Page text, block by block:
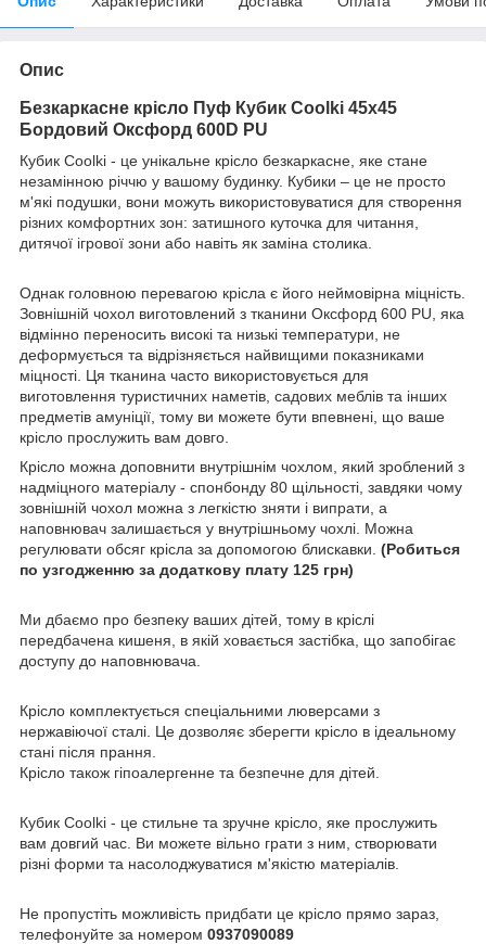
Опис
Безкаркасне крісло Пуф Кубик Coolki 45x45
Бордовий Оксфорд 600D PU
Кубик Coolki - це унікальне крісло безкаркасне, яке стане
незамінною річчю у вашому будинку. Кубики – це не просто
м'які подушки, вони можуть використовуватися для створення
різних комфортних зон: затишного куточка для читання,
дитячої ігрової зони або навіть як заміна столика.
Однак головною перевагою крісла є його неймовірна міцність.
Зовнішній чохол виготовлений з тканини Оксфорд 600 PU, яка
відмінно переносить високі та низькі температури, не
деформується та відрізняється найвищими показниками
міцності. Ця тканина часто використовується для
виготовлення туристичних наметів, садових меблів та інших
предметів амуніції, тому ви можете бути впевнені, що ваше
крісло прослужить вам довго.
Крісло можна доповнити внутрішнім чохлом, який зроблений з
надміцного матеріалу - спонбонду 80 щільності, завдяки чому
зовнішній чохол можна з легкістю зняти і випрати, а
наповнювач залишається у внутрішньому чохлі. Можна
регулювати обсяг крісла за допомогою блискавки. (Робиться
по узгодженню за додаткову плату 125 грн)
Ми дбаємо про безпеку ваших дітей, тому в кріслі
передбачена кишеня, в якій ховається застібка, що запобігає
доступу до наповнювача.
Крісло комплектується спеціальними люверсами з
нержавіючої сталі. Це дозволяє зберегти крісло в ідеальному
стані після прання.
Крісло також гіпоалергенне та безпечне для дітей.
Кубик Coolki - це стильне та зручне крісло, яке прослужить
вам довгий час. Ви можете вільно грати з ним, створювати
різні форми та насолоджуватися м'якістю матеріалів.
Не пропустіть можливість придбати це крісло прямо зараз,
телефонуйте за номером 0937090089